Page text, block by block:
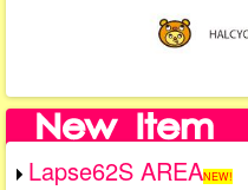
Lapse62S AREANEW!